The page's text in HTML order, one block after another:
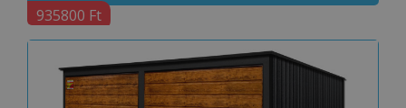
935800 Ft